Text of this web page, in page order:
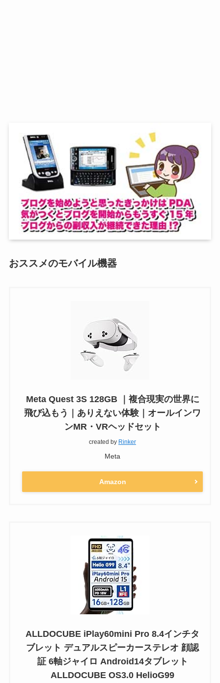
おススメのモバイル機器
Meta Quest 3S 128GB ｜複合現実の世界に
飛び込もう｜ありえない体験｜オールインワ
ンMR・VRヘッドセット
created by Rinker
Meta
Amazon
ALLDOCUBE iPlay60mini Pro 8.4インチタ
ブレット デュアルスピーカーステレオ 顔認
証 6軸ジャイロ Android14タブレット
ALLDOCUBE OS3.0 HelioG99